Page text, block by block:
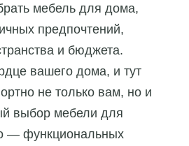
мебель для дома,
предпочтений,
и бюджета.
вашего дома, и тут
не только вам, но и
выбор мебели для
— функциональных